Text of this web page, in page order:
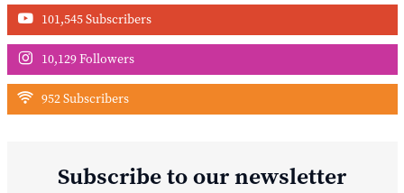
101,545 Subscribers
10,129 Followers
952 Subscribers
Subscribe to our newsletter